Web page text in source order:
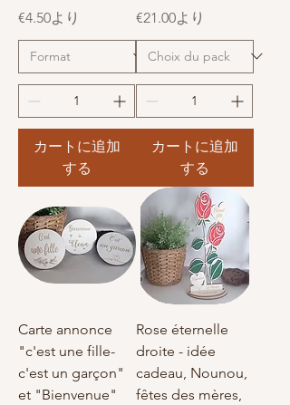
€4.50より
セール価格
カートに追加
する
€21.00より
セール価格
カートに追加
する
Carte annonce
"c'est une fille-
c'est un garçon"
et "Bienvenue"
Rose éternelle
droite - idée
cadeau, Nounou,
fêtes des mères,